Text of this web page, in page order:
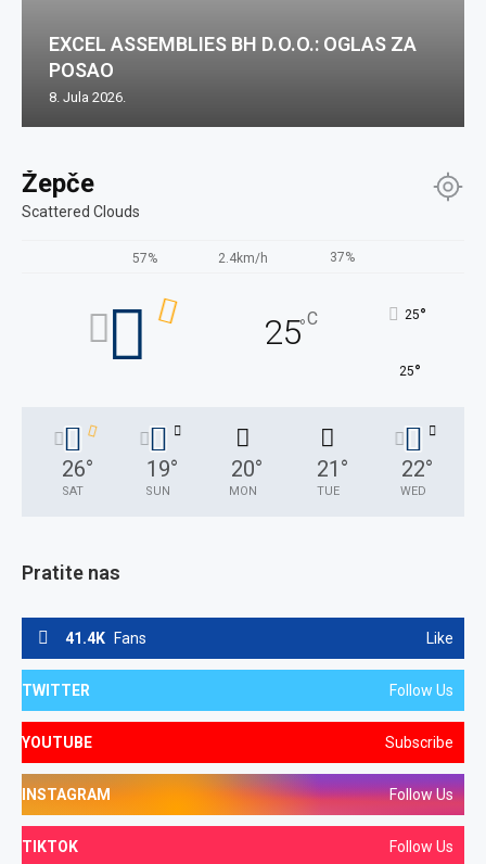
Žepče
Scattered Clouds
57% 2.4km/h 37%
25°C 25°
25°
26°
SAT
19°
SUN
20°
MON
21 °
TUE
22°
WED
Pratite nas
41.4K Fans Like
TWITTER Follow Us
YOUTUBE Subscribe
INSTAGRAM Follow Us
TIKTOK Follow Us
EXCEL ASSEMBLIES BH D.O.O.: OGLAS ZA
POSAO
8. Jula 2026.